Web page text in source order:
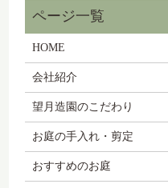
HOME
会社紹介
望月造園のこだわり
お庭の手入れ・剪定
おすすめのお庭